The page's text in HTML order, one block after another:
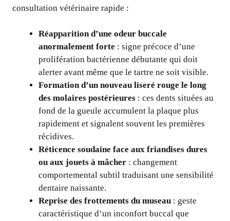
consultation vétérinaire rapide :
Réapparition d’une odeur buccale
anormalement forte : signe précoce d’une
prolifération bactérienne débutante qui doit
alerter avant même que le tartre ne soit visible.
Formation d’un nouveau liseré rouge le long
des molaires postérieures : ces dents situées au
fond de la gueule accumulent la plaque plus
rapidement et signalent souvent les premières
récidives.
Réticence soudaine face aux friandises dures
ou aux jouets à mâcher : changement
comportemental subtil traduisant une sensibilité
dentaire naissante.
Reprise des frottements du museau : geste
caractéristique d’un inconfort buccal que